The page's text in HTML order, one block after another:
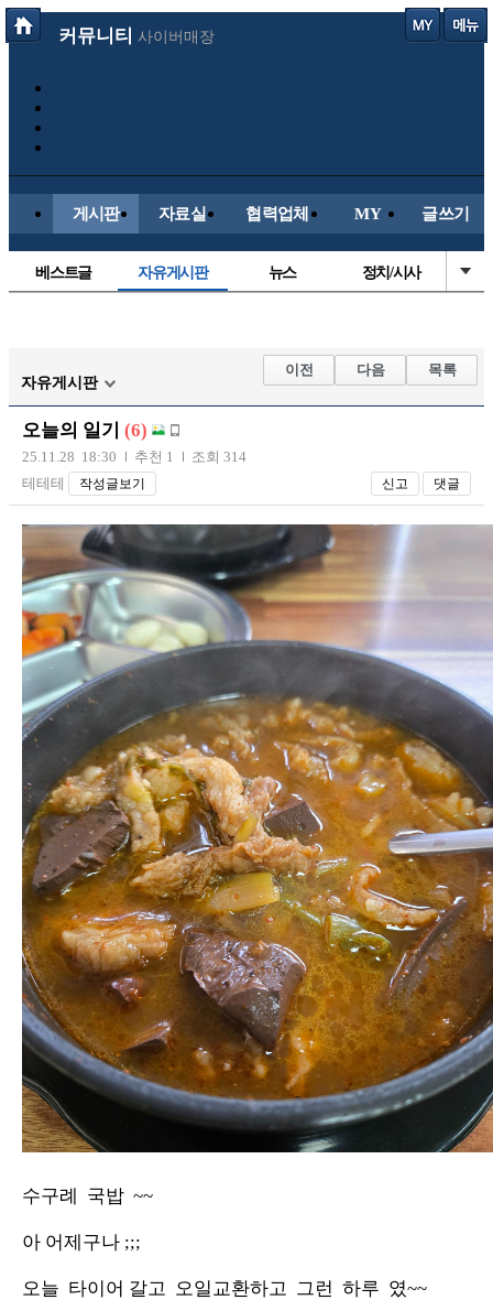
커뮤니티 사이버매장
게시판 자료실 협력업체 MY 글쓰기
베스트글 자유게시판 뉴스 정치/시사
해외축구
국내축구
자유게시판
이전 다음 목록
오늘의 일기 (6)
25.11.28 18:30 추천 1
조회 314
테테테
작성글보기 신고 댓글
수구례 국밥 ~~
아 어제구나 ;;;
오늘 타이어 갈고 오일교환하고 그런 하루 였~~